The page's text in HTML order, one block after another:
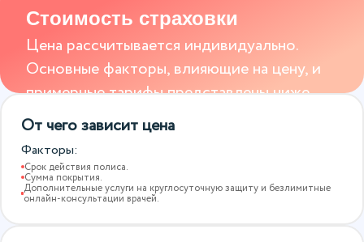
Стоимость страховки
Цена рассчитывается индивидуально.
Основные факторы, влияющие на цену, и
примерные тарифы представлены ниже.
От чего зависит цена
Факторы:
Срок действия полиса.
Сумма покрытия.
Дополнительные услуги на круглосуточную защиту и безлимитные
онлайн-консультации врачей.